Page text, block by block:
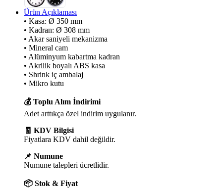
Ürün Açıklaması
• Kasa: Ø 350 mm
• Kadran: Ø 308 mm
• Akar saniyeli mekanizma
• Mineral cam
• Alüminyum kabartma kadran
• Akrilik boyalı ABS kasa
• Shrink iç ambalaj
• Mikro kutu
💰 Toplu Alım İndirimi
Adet arttıkça özel indirim uygulanır.
🧾 KDV Bilgisi
Fiyatlara KDV dahil değildir.
📌 Numune
Numune talepleri ücretlidir.
📦 Stok & Fiyat